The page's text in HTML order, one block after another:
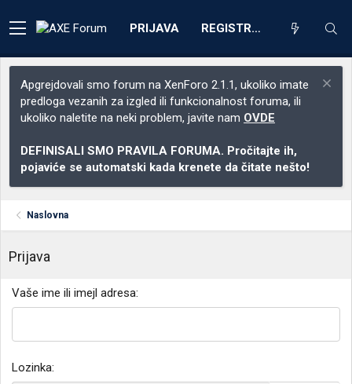
PRIJAVA REGISTRACIJA
Apgrejdovali smo forum na XenForo 2.1.1, ukoliko imate
predloga vezanih za izgled ili funkcionalnost foruma, ili
ukoliko naletite na neki problem, javite nam OVDE
DEFINISALI SMO PRAVILA FORUMA. Pročitajte ih,
pojaviće se automatski kada krenete da čitate nešto!
Naslovna
Prijava
Vaše ime ili imejl adresa
Lozinka